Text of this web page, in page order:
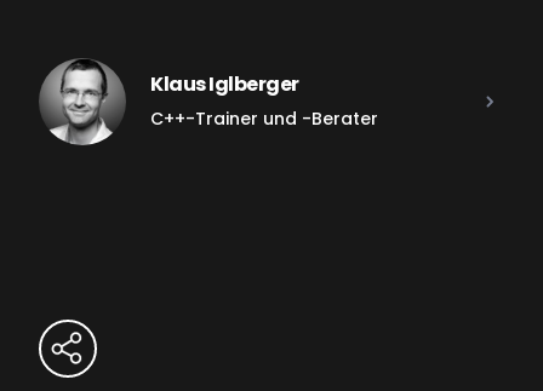
Klaus Iglberger
C++-Trainer und -Berater